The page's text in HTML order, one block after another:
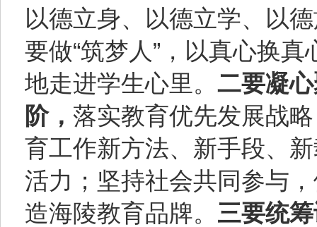
以德立身、以德立学、以
要做“筑梦人”，以真心换
地走进学生心里。 二要凝
阶， 落实教育优先发展战
育工作新方法、新手段、
活力；坚持社会共同参与
造海陵教育品牌。 三要统